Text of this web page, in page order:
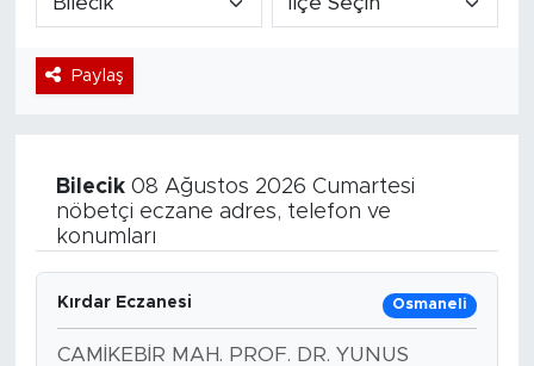
Paylaş
Bilecik08 Ağustos 2026 Cumartesi
nöbetçi eczane adres, telefon ve
konumları
Kırdar Eczanesi Osmaneli
CAMİKEBİR MAH. PROF. DR. YUNUS
Sağlık
Ekonomi
Sanat
Bölge
Teknoloji
Tüm Manşetler
Son Dakika Haberleri